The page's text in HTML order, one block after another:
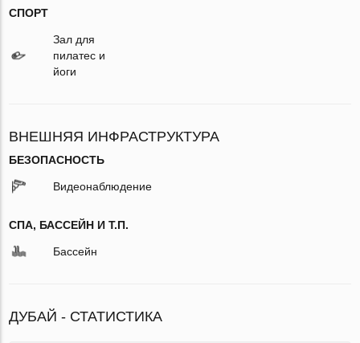
СПОРТ
Зал для
пилатес и
йоги
ВНЕШНЯЯ ИНФРАСТРУКТУРА
БЕЗОПАСНОСТЬ
Видеонаблюдение
СПА, БАССЕЙН И Т.П.
Бассейн
ДУБАЙ - СТАТИСТИКА